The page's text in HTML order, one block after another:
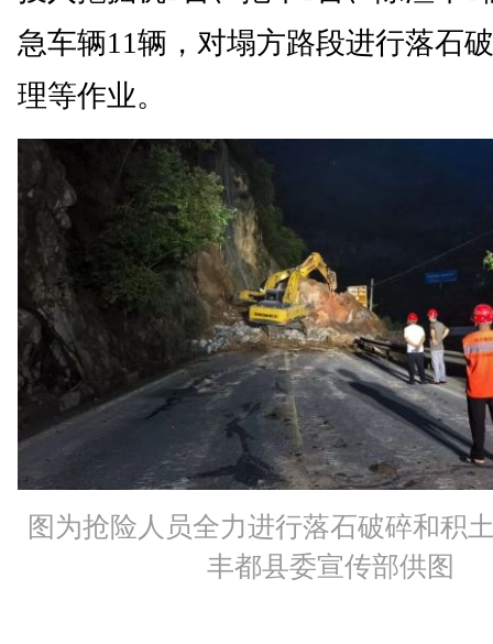
急车辆11辆，对塌方路段进行落石
理等作业。
图为抢险人员全力进行落石破碎和积
丰都县委宣传部供图